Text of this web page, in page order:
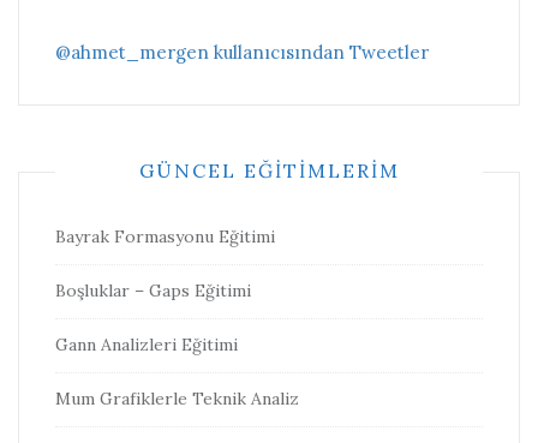
@ahmet_mergen kullanıcısından Tweetler
GÜNCEL EĞITIMLERIM
Bayrak Formasyonu Eğitimi
Boşluklar – Gaps Eğitimi
Gann Analizleri Eğitimi
Mum Grafiklerle Teknik Analiz